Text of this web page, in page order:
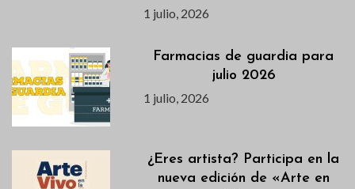
1 julio, 2026
Farmacias de guardia para
julio 2026
1 julio, 2026
¿Eres artista? Participa en la
nueva edición de «Arte en